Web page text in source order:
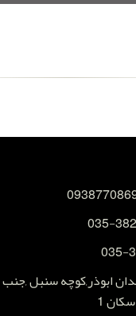
035-
035-
ابوذر,کوچه سنبل
1